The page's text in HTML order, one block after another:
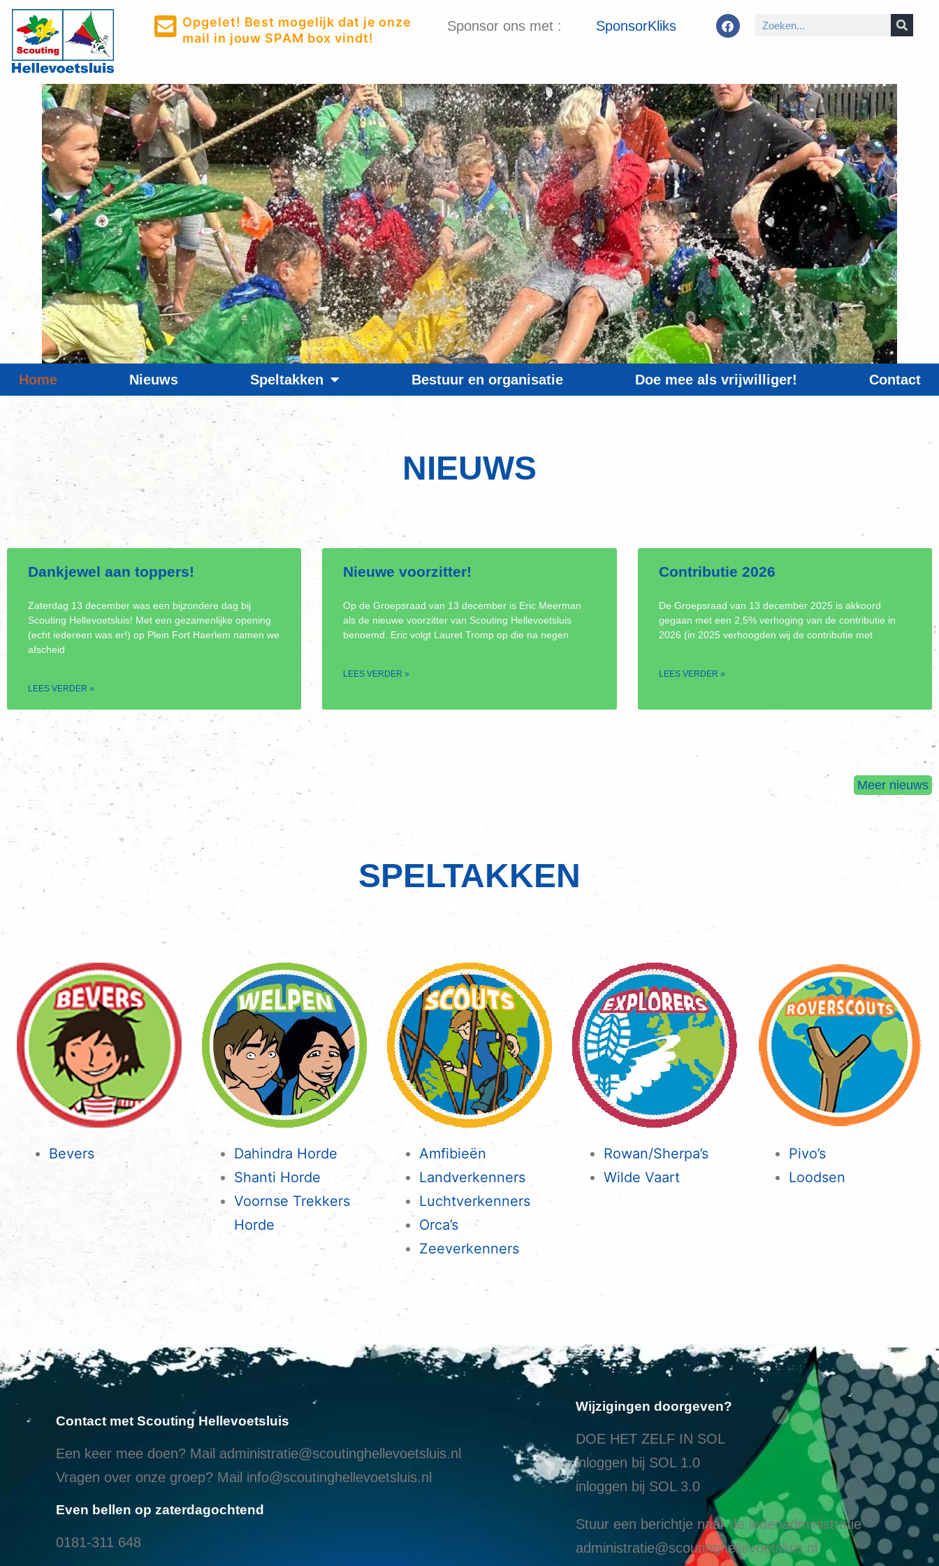
Opgelet! Best mogelijk dat je onze
mail in jouw SPAM box vindt!
Sponsor ons met : SponsorKliks
Home Nieuws Speltakken Bestuur en organisatie Doe mee als vrijwilliger! Contact
NIEUWS
Dankjewel aan toppers!
Zaterdag 13 december was een bijzondere dag bij
Scouting Hellevoetsluis! Met een gezamenlijke opening
(echt iedereen was er!) op Plein Fort Haerlem namen we
afscheid
LEES VERDER »
Nieuwe voorzitter!
Op de Groepsraad van 13 december is Eric Meerman
als de nieuwe voorzitter van Scouting Hellevoetsluis
benoemd. Eric volgt Lauret Tromp op die na negen
LEES VERDER »
Contributie 2026
De Groepsraad van 13 december 2025 is akkoord
gegaan met een 2,5% verhoging van de contributie in
2026 (in 2025 verhoogden wij de contributie met
LEES VERDER »
Meer nieuws
SPELTAKKEN
Bevers
Dahindra Horde
Shanti Horde
Voornse Trekkers
Horde
Amfibieën
Landverkenners
Luchtverkenners
Orca’s
Zeeverkenners
Rowan/Sherpa’s
Wilde Vaart
Pivo’s
Loodsen
Contact met Scouting Hellevoetsluis
Een keer mee doen? Mail administratie@scoutinghellevoetsluis.nl
Vragen over onze groep? Mail info@scoutinghellevoetsluis.nl
Even bellen op zaterdagochtend
0181-311 648
Wijzigingen doorgeven?
DOE HET ZELF IN SOL
inloggen bij SOL 1.0
inloggen bij SOL 3.0
Stuur een berichtje naar de ledenadministratie
administratie@scoutinghellevoetsluis.nl